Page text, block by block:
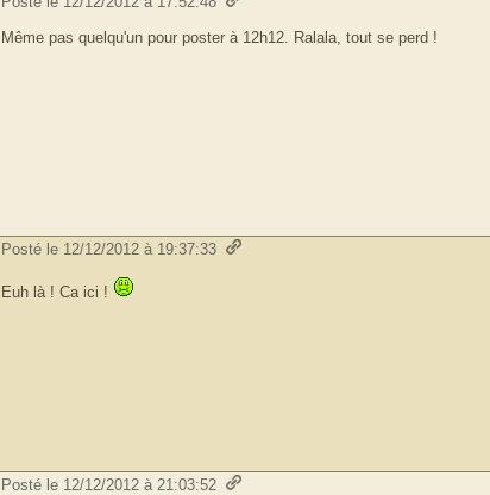
Même pas quelqu'un pour poster à 12h12. Ralala, tout se perd !
Posté le 12/12/2012 à 19:37:33
Euh là ! Ca ici !
Posté le 12/12/2012 à 21:03:52